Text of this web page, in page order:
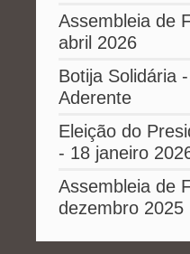
Assembleia de
abril 2026
Botija Solidária
Aderente
Eleição do
- 18 janeiro
Assembleia de
dezembro 2025